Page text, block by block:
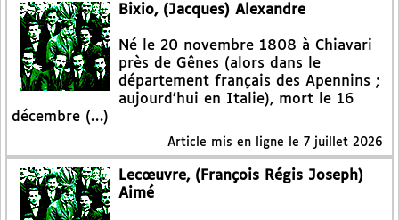
Bixio, (Jacques) Alexandre
Né le 20 novembre 1808 à Chiavari
près de Gênes (alors dans le
département français des Apennins ;
aujourd’hui en Italie), mort le 16
décembre (…)
Article mis en ligne le 7 juillet 2026
Lecœuvre, (François Régis Joseph)
Aimé